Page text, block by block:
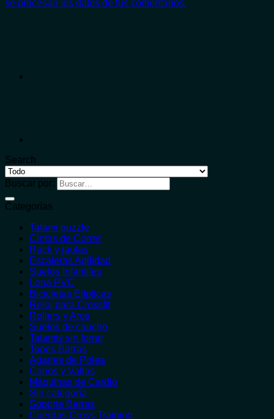
se procesan los datos de tus comentarios.
Search
Buscar por:
Categorías
Tatami puzzle
Cintas de Correr
Rack y jaulas
Escaleras Agilidad
Suelos Infantiles
Lona PVC
Bicicletas Elípticas
Reloj para Crossfit
Rollers y Aros
Suelos de caucho
Tatamis sin forrar
Topes Barras
Agarres de Polea
Conos y Vallas
Máquinas de Cardio
Sin categoría
Soporte Barras
Cuerdas Cross Training